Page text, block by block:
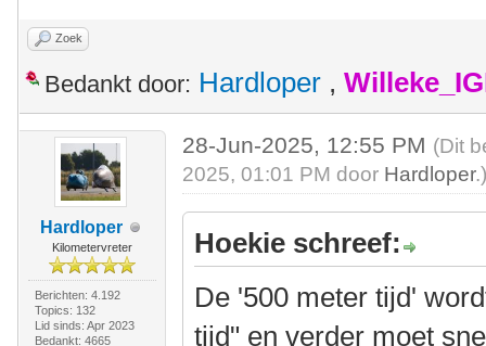
Zoek
Bedankt door: Hardloper ,
Hardloper
Kilometervreter
Berichten: 4.192
Topics: 132
Lid sinds: Apr 2023
Bedankt: 4665
28-Jun-2025, 12:55 PM (Dit
2025, 01:01 PM door Hardloper
Hoekie schreef:
De '500 meter tijd'
tijd" en verder moet